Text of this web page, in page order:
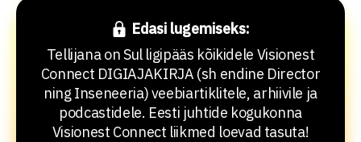
Edasi lugemiseks:
Tellijana on Sul ligipääs kõikidele Visionest
Connect DIGIAJAKIRJA (sh endine Director
ning Inseneeria) veebiartiklitele, arhiivile ja
podcastidele. Eesti juhtide kogukonna
Visionest Connect liikmed loevad tasuta!